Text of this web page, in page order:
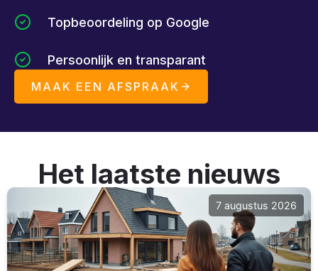
Topbeoordeling op Google
Persoonlijk en transparant
MAAK EEN AFSPRAAK
Het laatste nieuws
7 augustus 2026